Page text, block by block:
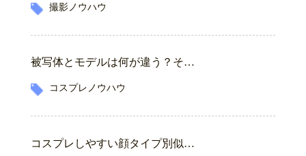
撮影ノウハウ
被写体とモデルは何が違う？そ…
コスプレノウハウ
コスプレしやすい顔タイプ別似…